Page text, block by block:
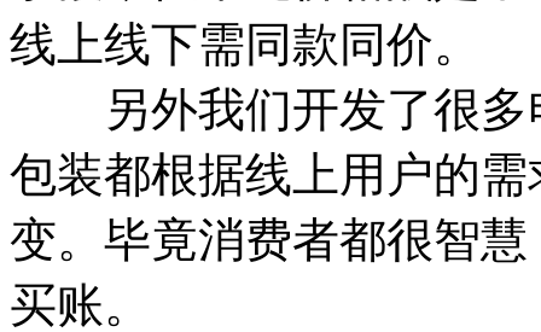
线上线下需同款同价。
另外我们开发了很多
包装都根据线上用户的
变。毕竟消费者都很智
买账。